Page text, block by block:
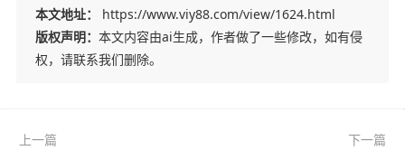
本文地址：
https://www.viy88.com/view/1624.html
版权声明： 本文内容由ai生成，作者做了一些修改，如有侵
权，请联系我们删除。
上一篇 下一篇